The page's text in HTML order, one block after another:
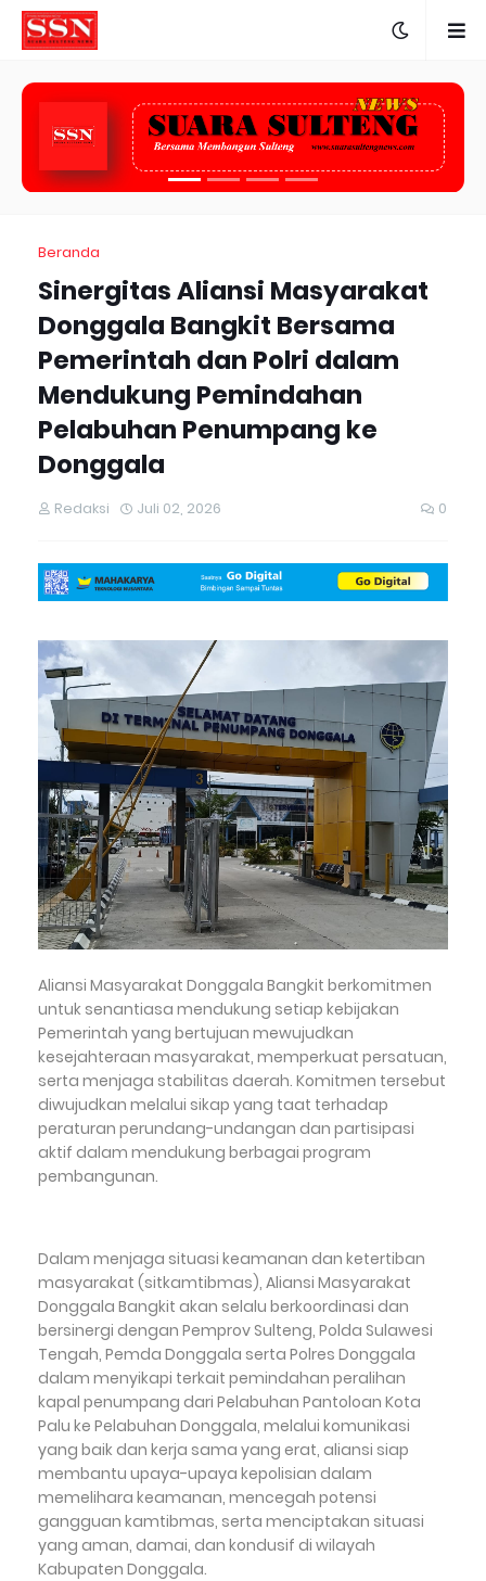
Beranda
Sinergitas Aliansi Masyarakat
Donggala Bangkit Bersama
Pemerintah dan Polri dalam
Mendukung Pemindahan
Pelabuhan Penumpang ke
Donggala
Redaksi Juli 02, 2026 0
Aliansi Masyarakat Donggala Bangkit berkomitmen
untuk senantiasa mendukung setiap kebijakan
Pemerintah yang bertujuan mewujudkan
kesejahteraan masyarakat, memperkuat persatuan,
serta menjaga stabilitas daerah. Komitmen tersebut
diwujudkan melalui sikap yang taat terhadap
peraturan perundang-undangan dan partisipasi
aktif dalam mendukung berbagai program
pembangunan.
Dalam menjaga situasi keamanan dan ketertiban
masyarakat (sitkamtibmas), Aliansi Masyarakat
Donggala Bangkit akan selalu berkoordinasi dan
bersinergi dengan Pemprov Sulteng, Polda Sulawesi
Tengah, Pemda Donggala serta Polres Donggala
dalam menyikapi terkait pemindahan peralihan
kapal penumpang dari Pelabuhan Pantoloan Kota
Palu ke Pelabuhan Donggala, melalui komunikasi
yang baik dan kerja sama yang erat, aliansi siap
membantu upaya-upaya kepolisian dalam
memelihara keamanan, mencegah potensi
gangguan kamtibmas, serta menciptakan situasi
yang aman, damai, dan kondusif di wilayah
Kabupaten Donggala.